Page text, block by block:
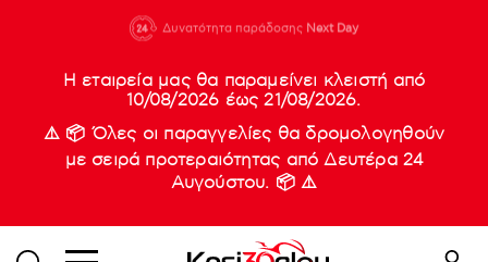
210 88 21
933
Δυνατότητα παράδοσης Next Day
Νέες
Η εταιρεία μας θα παραμείνει κλειστή από
10/08/2026 έως 21/08/2026.
⚠️ 📦 Όλες οι παραγγελίες θα δρομολογηθούν
με σειρά προτεραιότητας από Δευτέρα 24
Αυγούστου. 📦 ⚠️